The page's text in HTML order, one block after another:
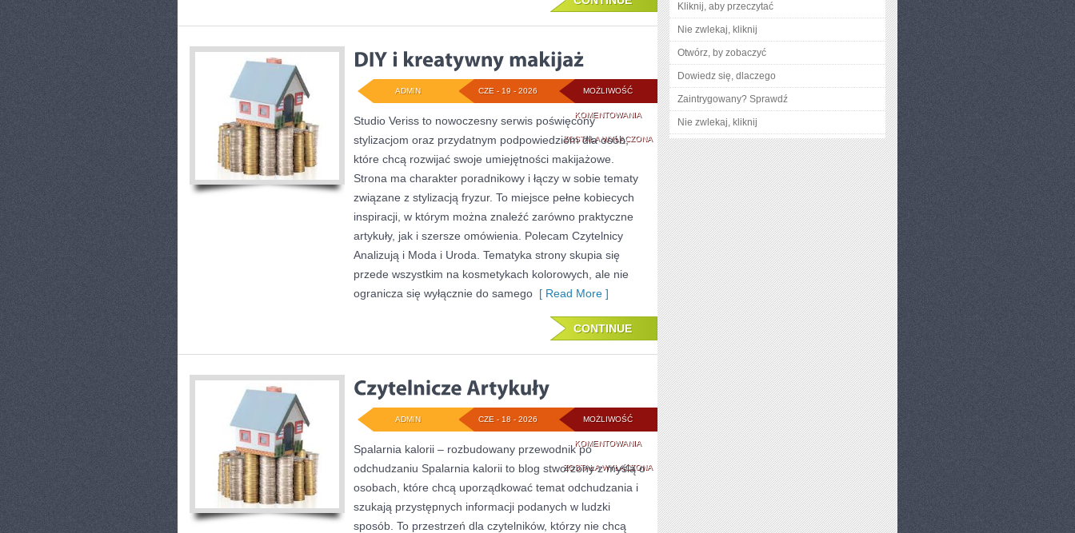
MOŻLIWOŚĆ
KOMENTOWANIADIY
I
KREATYWNY
MAKIJAŻ
ZOSTAŁA WYŁĄCZONA
CZE - 19 - 2026
ADMIN
Studio Veriss to nowoczesny serwis poświęcony
stylizacjom oraz przydatnym podpowiedziom dla osób,
które chcą rozwijać swoje umiejętności makijażowe.
Strona ma charakter poradnikowy i łączy w sobie tematy
związane z stylizacją fryzur. To miejsce pełne kobiecych
inspiracji, w którym można znaleźć zarówno praktyczne
artykuły, jak i szersze omówienia. Polecam Czytelnicy
Analizują i Moda i Uroda. Tematyka strony skupia się
przede wszystkim na kosmetykach kolorowych, ale nie
ogranicza się wyłącznie do samego [ Read More ]
CONTINUE
MOŻLIWOŚĆ
KOMENTOWANIACZYTELNICZE
ARTYKUŁY
ZOSTAŁA WYŁĄCZONA
CZE - 18 - 2026
ADMIN
Spalarnia kalorii – rozbudowany przewodnik po
odchudzaniu Spalarnia kalorii to blog stworzony z myślą o
osobach, które chcą uporządkować temat odchudzania i
szukają przystępnych informacji podanych w ludzki
sposób. To przestrzeń dla czytelników, którzy nie chcą
Kliknij, aby przeczytać
Nie zwlekaj, kliknij
Otwórz, by zobaczyć
Dowiedz się, dlaczego
Zaintrygowany? Sprawdź
Nie zwlekaj, kliknij